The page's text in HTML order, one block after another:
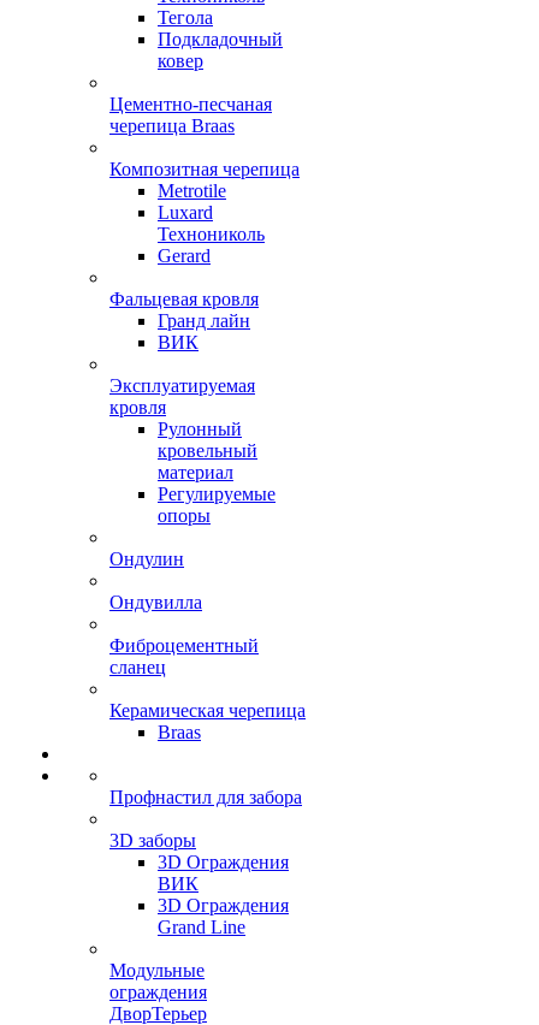
Тегола
Подкладочный
ковер
Цементно-песчаная
черепица Braas
Композитная черепица
Metrotile
Luxard
Технониколь
Gerard
Фальцевая кровля
Гранд лайн
ВИК
Эксплуатируемая
кровля
Рулонный
кровельный
материал
Регулируемые
опоры
Ондулин
Ондувилла
Фиброцементный
сланец
Керамическая черепица
Braas
Профнастил для забора
3D заборы
3D Ограждения
ВИК
3D Ограждения
Grand Line
Модульные
ограждения
ДворТерьер